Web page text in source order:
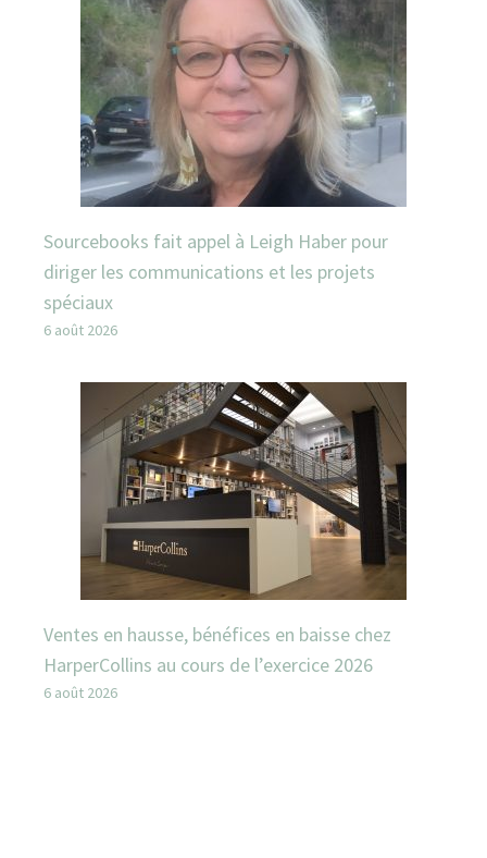
Sourcebooks fait appel à Leigh Haber pour
diriger les communications et les projets
spéciaux
6 août 2026
Ventes en hausse, bénéfices en baisse chez
HarperCollins au cours de l’exercice 2026
6 août 2026